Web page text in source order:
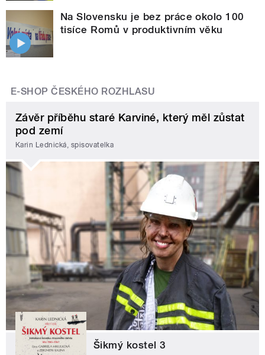
Na Slovensku je bez práce okolo 100
tisíce Romů v produktivním věku
E-SHOP ČESKÉHO ROZHLASU
Závěr příběhu staré Karviné, který měl zůstat
pod zemí
Karin Lednická, spisovatelka
Šikmý kostel 3